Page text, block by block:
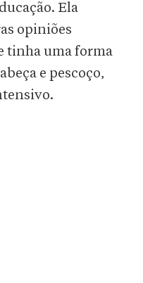
Ela
opiniões
tinha uma forma
e pescoço,